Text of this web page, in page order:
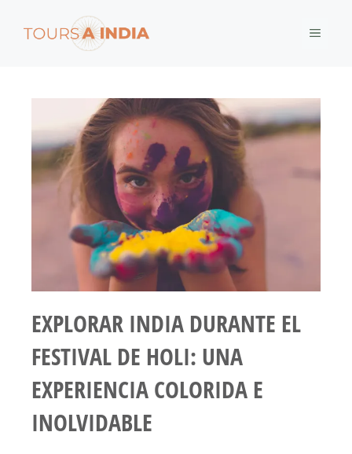
EXPLORAR INDIA DURANTE EL
FESTIVAL DE HOLI: UNA
EXPERIENCIA COLORIDA E
INOLVIDABLE